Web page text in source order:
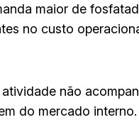
maior de
no custo
não
do mercado